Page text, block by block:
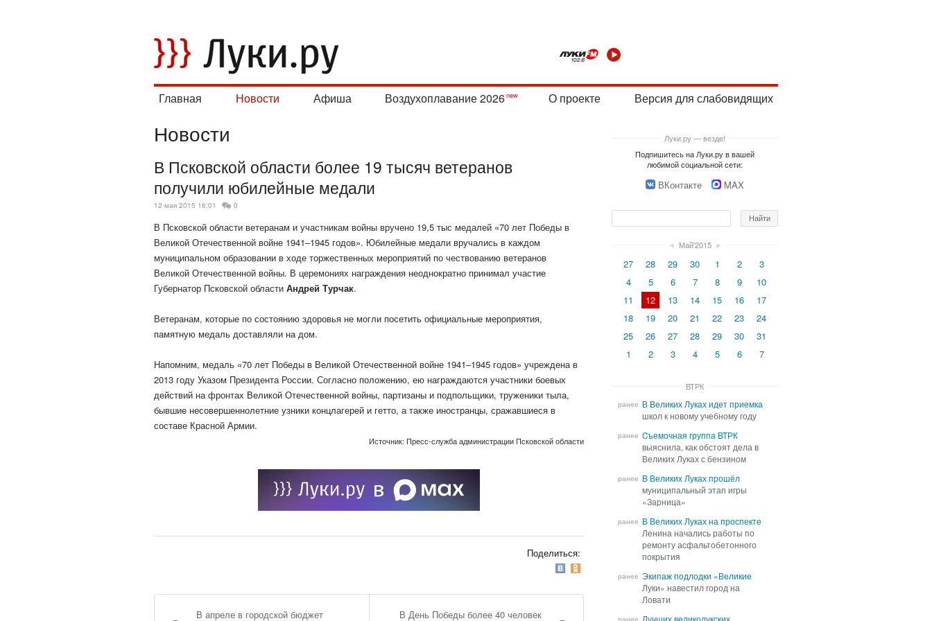
Главная Новости Афиша Воздухоплавание 2026 О проекте Версия для слабовидящих
Новости
В Псковской области более 19 тысяч ветеранов
получили юбилейные медали
12 мая 2015 16:01 0
В Псковской области ветеранам и участникам войны вручено 19,5 тыс медалей «70 лет Победы в
Великой Отечественной войне 1941–1945 годов». Юбилейные медали вручались в каждом
муниципальном образовании в ходе торжественных мероприятий по чествованию ветеранов
Великой Отечественной войны. В церемониях награждения неоднократно принимал участие
Губернатор Псковской области Андрей Турчак.
Ветеранам, которые по состоянию здоровья не могли посетить официальные мероприятия,
памятную медаль доставляли на дом.
Напомним, медаль «70 лет Победы в Великой Отечественной войне 1941–1945 годов» учреждена в
2013 году Указом Президента России. Согласно положению, ею награждаются участники боевых
действий на фронтах Великой Отечественной войны, партизаны и подпольщики, труженики тыла,
бывшие несовершеннолетние узники концлагерей и гетто, а также иностранцы, сражавшиеся в
составе Красной Армии.
Источник: Пресс-служба администрации Псковской области
Поделиться:
В апреле в городской бюджет
В День Победы более 40 человек
Луки.ру — везде!
Подпишитесь на Луки.ру в вашей
любимой социальной сети:
ВКонтакте MAX
◄ Май'2015 ►
27 28 29 30 1 2
3
4
5 6 7 8 9
10
11
12 13 14 15 16
17
18
19 20 21 22 23
24
25
26 27 28 29 30
31
1
2 3 4 5 6 7
ВТРК
ранее В Великих Луках идет приемка
школ к новому учебному году
В Великих Луках идет приемка
школ к новому учебному году
ранее Cъемочная группа ВТРК
выяснила, как обстоят дела в
Великих Луках с бензином
Cъемочная группа ВТРК
выяснила, как обстоят дела в
Великих Луках с бензином
ранее В Великих Луках прошёл
муниципальный этап игры
«Зарница»
В Великих Луках прошёл
муниципальный этап игры
«Зарница»
ранее В Великих Луках на проспекте
Ленина начались работы по
ремонту асфальтобетонного
покрытия
В Великих Луках на проспекте
Ленина начались работы по
ремонту асфальтобетонного
покрытия
ранее Экипаж подлодки «Великие
Луки» навестил город на
Ловати
Экипаж подлодки «Великие
Луки» навестил город на
Ловати
ранее Лучших великолукских
Лучших великолукских